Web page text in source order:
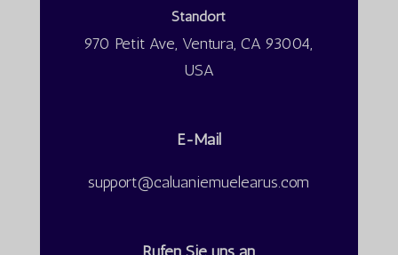
Standort
970 Petit Ave, Ventura, CA 93004,
USA
E-Mail
support@caluaniemuelearus.com